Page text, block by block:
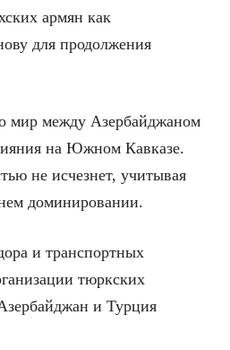
армян как
для продолжения
мир между Азербайджаном
на Южном Кавказе.
не исчезнет, учитывая
доминировании.
и транспортных
тюркских
и Турция